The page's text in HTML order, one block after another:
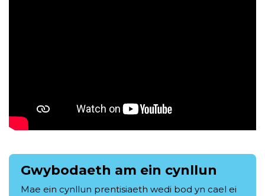
Gwybodaeth am ein cynllun
Mae ein cynllun prentisiaeth wedi bod yn cael ei